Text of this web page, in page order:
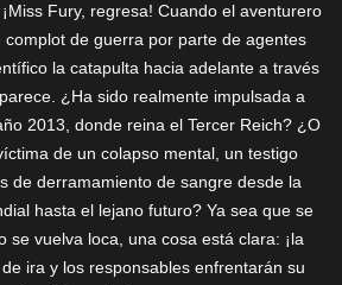
Fury, regresa! Cuando el aventurero
de guerra por parte de agentes
la catapulta hacia adelante a través
¿Ha sido realmente impulsada a
2013, donde reina el Tercer Reich? ¿O
de un colapso mental, un testigo
de derramamiento de sangre desde la
hasta el lejano futuro? Ya sea que se
se vuelva loca, una cosa está clara: ¡la
ira y los responsables enfrentarán su